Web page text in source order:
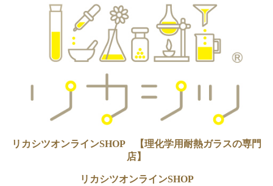
リカシツオンラインSHOP 【理化学用耐熱ガラスの専門
店】
リカシツオンラインSHOP